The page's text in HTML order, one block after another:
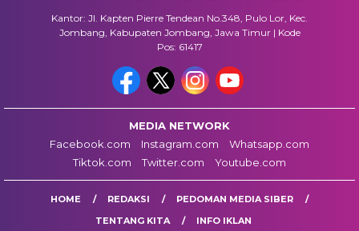
Kantor: Jl. Kapten Pierre Tendean No.348, Pulo Lor, Kec.
Jombang, Kabupaten Jombang, Jawa Timur | Kode
Pos: 61417
MEDIA NETWORK
Facebook.com
Instagram.com
Whatsapp.com
Tiktok.com
Twitter.com Youtube.com
HOME REDAKSI
PEDOMAN MEDIA SIBER
TENTANG KITA
INFO IKLAN